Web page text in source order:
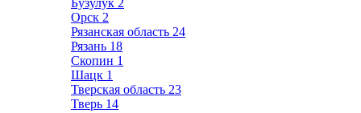
Бузулук 2
Орск 2
Рязанская область 24
Рязань 18
Скопин 1
Шацк 1
Тверская область 23
Тверь 14